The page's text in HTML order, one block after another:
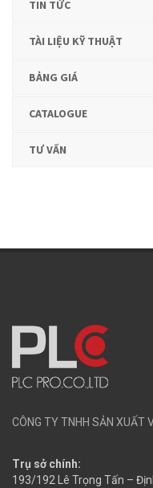
TIN TỨC
TÀI LIỆU KỸ THUẬT
BẢNG GIÁ
CATALOGUE
TƯ VẤN
CÔNG TY TNHH SẢN XUẤT
Trụ sở chính:
193/192 Lê Trọng Tấn –